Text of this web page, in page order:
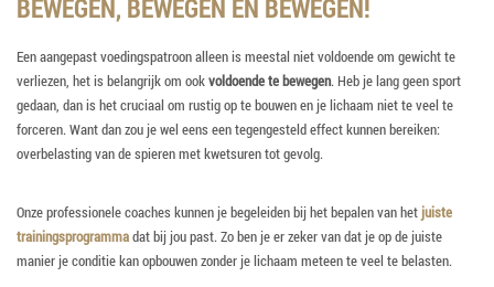
BEWEGEN, BEWEGEN EN BEWEGEN!
Een aangepast voedingspatroon alleen is meestal niet voldoende om gewicht te
verliezen, het is belangrijk om ookvoldoende te bewegen. Heb je lang geen sport
gedaan, dan is het cruciaal om rustig op te bouwen en je lichaam niet te veel te
forceren. Want dan zou je wel eens een tegengesteld effect kunnen bereiken:
overbelasting van de spieren met kwetsuren tot gevolg.
Onze professionele coaches kunnen je begeleiden bij het bepalen van het juiste
trainingsprogrammadat bij jou past. Zo ben je er zeker van dat je op de juiste
manier je conditie kan opbouwen zonder je lichaam meteen te veel te belasten.